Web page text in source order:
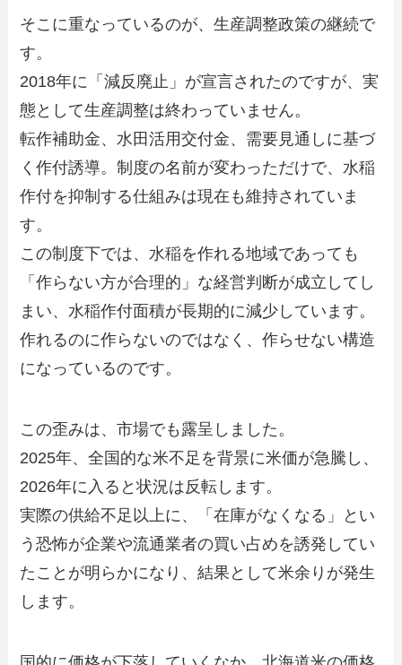
そこに重なっているのが、生産調整政策の継続で
す。
2018年に「減反廃止」が宣言されたのですが、実
態として生産調整は終わっていません。
転作補助金、水田活用交付金、需要見通しに基づ
く作付誘導。制度の名前が変わっただけで、水稲
作付を抑制する仕組みは現在も維持されていま
す。
この制度下では、水稲を作れる地域であっても
「作らない方が合理的」な経営判断が成立してし
まい、水稲作付面積が長期的に減少しています。
作れるのに作らないのではなく、作らせない構造
になっているのです。
この歪みは、市場でも露呈しました。
2025年、全国的な米不足を背景に米価が急騰し、
2026年に入ると状況は反転します。
実際の供給不足以上に、「在庫がなくなる」とい
う恐怖が企業や流通業者の買い占めを誘発してい
たことが明らかになり、結果として米余りが発生
します。